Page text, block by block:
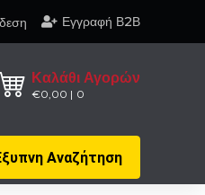
Εγγραφή Β2Β
Καλάθι Αγορών
€0,00 0
Αναζήτηση